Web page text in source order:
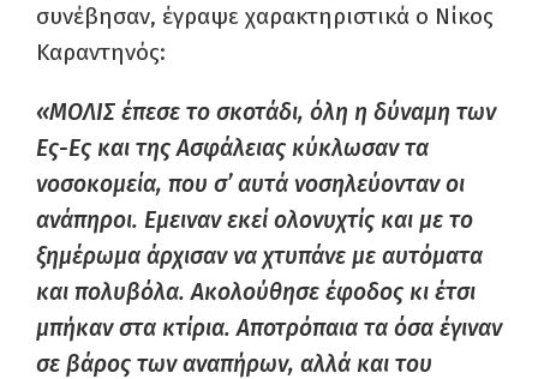
συνέβησαν, έγραψε χαρακτηριστικά ο Νίκος
Καραντηνός:
«ΜΟΛΙΣ έπεσε το σκοτάδι, όλη η δύναμη των
Ες-Ες και της Ασφάλειας κύκλωσαν τα
νοσοκομεία, που σ’ αυτά νοσηλεύονταν οι
ανάπηροι. Εμειναν εκεί ολονυχτίς και με το
ξημέρωμα άρχισαν να χτυπάνε με αυτόματα
και πολυβόλα. Ακολούθησε έφοδος κι έτσι
μπήκαν στα κτίρια. Αποτρόπαια τα όσα έγιναν
σε βάρος των αναπήρων, αλλά και του